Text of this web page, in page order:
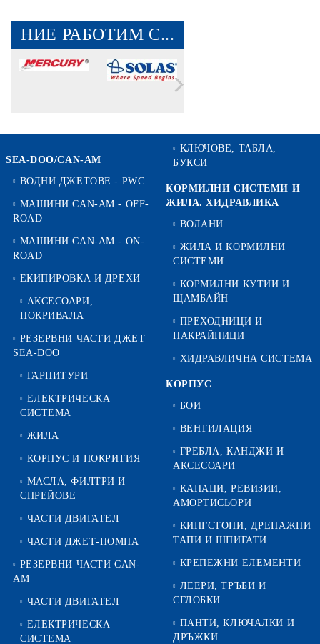
НИЕ РАБОТИМ С...
SEA-DOO/CAN-AM
ВОДНИ ДЖЕТОВЕ - PWC
МАШИНИ CAN-AM - OFF-
ROAD
МАШИНИ CAN-AM - ON-
ROAD
ЕКИПИРОВКА И ДРЕХИ
АКСЕСОАРИ,
ПОКРИВАЛА
РЕЗЕРВНИ ЧАСТИ ДЖЕТ
SEA-DOO
ГАРНИТУРИ
ЕЛЕКТРИЧЕСКА
СИСТЕМА
ЖИЛА
КОРПУС И ПОКРИТИЯ
МАСЛА, ФИЛТРИ И
СПРЕЙОВЕ
ЧАСТИ ДВИГАТЕЛ
ЧАСТИ ДЖЕТ-ПОМПА
РЕЗЕРВНИ ЧАСТИ CAN-
AM
ЧАСТИ ДВИГАТЕЛ
ЕЛЕКТРИЧЕСКА
СИСТЕМА
КЛЮЧОВЕ, ТАБЛА,
БУКСИ
КОРМИЛНИ СИСТЕМИ И
ЖИЛА. ХИДРАВЛИКА
ВОЛАНИ
ЖИЛА И КОРМИЛНИ
СИСТЕМИ
КОРМИЛНИ КУТИИ И
ЩАМБАЙН
ПРЕХОДНИЦИ И
НАКРАЙНИЦИ
ХИДРАВЛИЧНА СИСТЕМА
КОРПУС
БОИ
ВЕНТИЛАЦИЯ
ГРЕБЛА, КАНДЖИ И
АКСЕСОАРИ
КАПАЦИ, РЕВИЗИИ,
АМОРТИСЬОРИ
КИНГСТОНИ, ДРЕНАЖНИ
ТАПИ И ШПИГАТИ
КРЕПЕЖНИ ЕЛЕМЕНТИ
ЛЕЕРИ, ТРЪБИ И
СГЛОБКИ
ПАНТИ, КЛЮЧАЛКИ И
ДРЪЖКИ